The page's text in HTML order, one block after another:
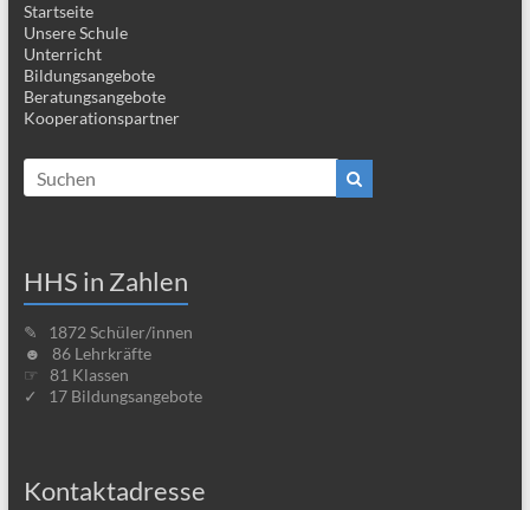
Startseite
Unsere Schule
Unterricht
Bildungsangebote
Beratungsangebote
Kooperationspartner
HHS in Zahlen
✎ 1872 Schüler/innen
☻ 86 Lehrkräfte
☞ 81 Klassen
✓ 17 Bildungsangebote
Kontaktadresse